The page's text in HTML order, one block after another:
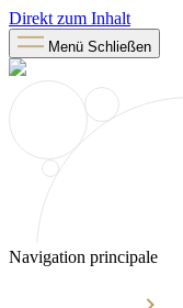
Direkt zum Inhalt
Menü Schließen
Navigation principale